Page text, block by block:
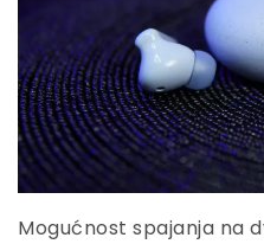
Mogućnost spajanja na